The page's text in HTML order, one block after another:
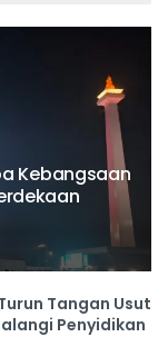
Kebangsaan
Tangan Usut
Penyidikan